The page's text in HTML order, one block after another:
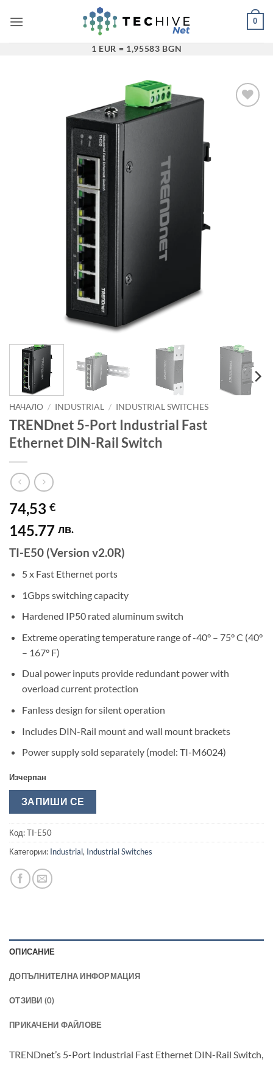
към
0
1 EUR = 1,95583 BGN
НАЧАЛО / INDUSTRIAL / INDUSTRIAL SWITCHES
TRENDnet 5-Port Industrial Fast
Ethernet DIN-Rail Switch
74,53 €
145.77 лв.
TI-E50 (Version v2.0R)
5 x Fast Ethernet ports
1Gbps switching capacity
Hardened IP50 rated aluminum switch
Extreme operating temperature range of -40° – 75° C (40°
– 167° F)
Dual power inputs provide redundant power with
overload current protection
Fanless design for silent operation
Includes DIN-Rail mount and wall mount brackets
Power supply sold separately (model: TI-M6024)
Изчерпан
Код:TI-E50
Категории: Industrial, Industrial Switches
ОПИСАНИЕ
ДОПЪЛНИТЕЛНА ИНФОРМАЦИЯ
ОТЗИВИ (0)
ПРИКАЧЕНИ ФАЙЛОВЕ
TRENDnet’s 5-Port Industrial Fast Ethernet DIN-Rail Switch,